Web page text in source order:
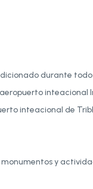
durante todo
inteacional
inteacional de
y